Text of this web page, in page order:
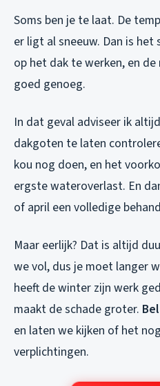
Soms ben je te laat. De
er ligt al sneeuw. Dan is
op het dak te werken, en
goed genoeg.
In dat geval adviseer ik
dakgoten te laten
kou nog doen, en het
ergste wateroverlast. En
of april een volledige
Maar eerlijk? Dat is altijd
we vol, dus je moet langer
heeft de winter zijn werk
maakt de schade groter.
en laten we kijken of het
verplichtingen.